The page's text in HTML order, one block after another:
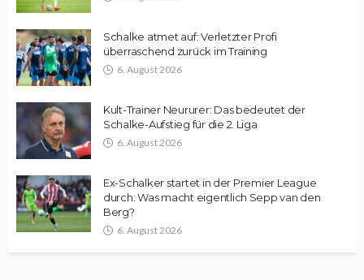
Schalke atmet auf: Verletzter Profi
überraschend zurück im Training
6. August 2026
Kult-Trainer Neururer: Das bedeutet der
Schalke-Aufstieg für die 2. Liga
6. August 2026
Ex-Schalker startet in der Premier League
durch: Was macht eigentlich Sepp van den
Berg?
6. August 2026